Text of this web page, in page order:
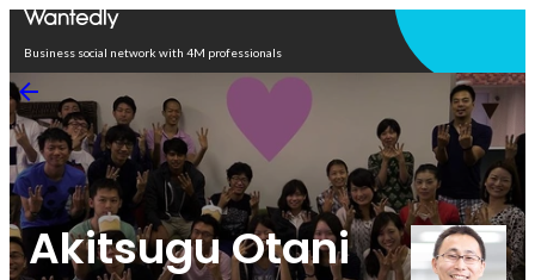
Business social network with 4M professionals
Akitsugu Otani